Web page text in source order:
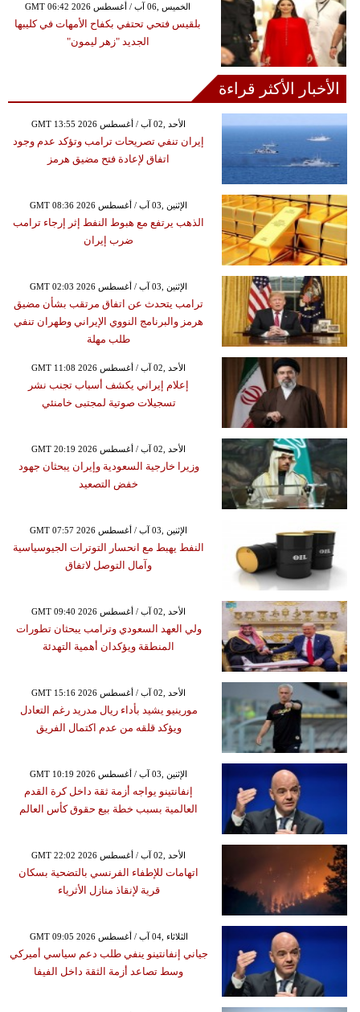
GMT 06:42 2026 الخميس ,06 آب / أغسطس
بلقيس فتحي تحتفي بكفاح الأمهات في كليبها
الجديد "زهر ليمون"
الأخبار الأكثر قراءة
GMT 13:55 2026 الأحد ,02 آب / أغسطس
إيران تنفي تصريحات ترامب وتؤكد عدم وجود
اتفاق لإعادة فتح مضيق هرمز
GMT 08:36 2026 الإثنين ,03 آب / أغسطس
الذهب يرتفع مع هبوط النفط إثر إرجاء ترامب
ضرب إيران
GMT 02:03 2026 الإثنين ,03 آب / أغسطس
ترامب يتحدث عن اتفاق مرتقب بشأن مضيق
هرمز والبرنامج النووي الإيراني وطهران تنفي
طلب مهلة
GMT 11:08 2026 الأحد ,02 آب / أغسطس
إعلام إيراني يكشف أسباب تجنب نشر
تسجيلات صوتية لمجتبى خامنئي
GMT 20:19 2026 الأحد ,02 آب / أغسطس
وزيرا خارجية السعودية وإيران يبحثان جهود
خفض التصعيد
GMT 07:57 2026 الإثنين ,03 آب / أغسطس
النفط يهبط مع انحسار التوترات الجيوسياسية
وآمال التوصل لاتفاق
GMT 09:40 2026 الأحد ,02 آب / أغسطس
ولي العهد السعودي وترامب يبحثان تطورات
المنطقة ويؤكدان أهمية التهدئة
GMT 15:16 2026 الأحد ,02 آب / أغسطس
مورينيو يشيد بأداء ريال مدريد رغم التعادل
ويؤكد قلقه من عدم اكتمال الفريق
GMT 10:19 2026 الإثنين ,03 آب / أغسطس
إنفانتينو يواجه أزمة ثقة داخل كرة القدم
العالمية بسبب خطة بيع حقوق كأس العالم
GMT 22:02 2026 الأحد ,02 آب / أغسطس
اتهامات للإطفاء الفرنسي بالتضحية بسكان
قرية لإنقاذ منازل الأثرياء
GMT 09:05 2026 الثلاثاء ,04 آب / أغسطس
جياني إنفانتينو ينفي طلب دعم سياسي أميركي
وسط تصاعد أزمة الثقة داخل الفيفا